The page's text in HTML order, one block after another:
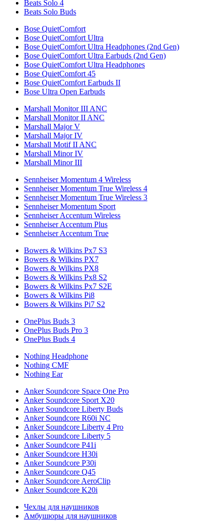
Beats Solo 4
Beats Solo Buds
Bose QuietComfort
Bose QuietComfort Ultra
Bose QuietComfort Ultra Headphones (2nd Gen)
Bose QuietComfort Ultra Earbuds (2nd Gen)
Bose QuietComfort Ultra Headphones
Bose QuietComfort 45
Bose QuietComfort Earbuds II
Bose Ultra Open Earbuds
Marshall Monitor III ANC
Marshall Monitor II ANC
Marshall Major V
Marshall Major IV
Marshall Motif II ANC
Marshall Minor IV
Marshall Minor III
Sennheiser Momentum 4 Wireless
Sennheiser Momentum True Wireless 4
Sennheiser Momentum True Wireless 3
Sennheiser Momentum Sport
Sennheiser Accentum Wireless
Sennheiser Accentum Plus
Sennheiser Accentum True
Bowers & Wilkins Px7 S3
Bowers & Wilkins PX7
Bowers & Wilkins PX8
Bowers & Wilkins Px8 S2
Bowers & Wilkins Px7 S2E
Bowers & Wilkins Pi8
Bowers & Wilkins Pi7 S2
OnePlus Buds 3
OnePlus Buds Pro 3
OnePlus Buds 4
Nothing Headphone
Nothing CMF
Nothing Ear
Anker Soundcore Space One Pro
Anker Soundcore Sport X20
Anker Soundcore Liberty Buds
Anker Soundcore R60i NC
Anker Soundcore Liberty 4 Pro
Anker Soundcore Liberty 5
Anker Soundcore P41i
Anker Soundcore H30i
Anker Soundcore P30i
Anker Soundcore Q45
Anker Soundcore AeroClip
Anker Soundcore K20i
Чехлы для наушников
Амбушюры для наушников